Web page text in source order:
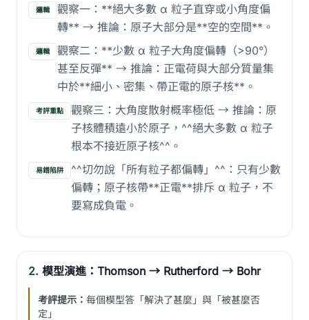
邏輯
觀察一：**絕大多數 α 粒子直穿或小角度偏
轉** → 推論：原子大部分是**空的空間**。
邏輯
觀察二：**少數 α 粒子大角度偏轉（>90°）
甚至反彈** → 推論：正電荷與大部分質量集
中於**細小、密集、帶正電的原子核**。
考評重點
觀察三：大角度散射概率極低 → 推論：原
子核體積遠小於原子，^^絕大多數 α 粒子
根本不接近原子核^^。
易錯陷阱
^^切勿說「所有粒子都偏轉」^^：只有少數
偏轉；原子核帶**正電**排斥 α 粒子，不
要寫成負電。
2. 模型演進：Thomson → Rutherford → Bohr
考評提示： 每個模型答「解決了甚麼」與「被甚麼否
定」